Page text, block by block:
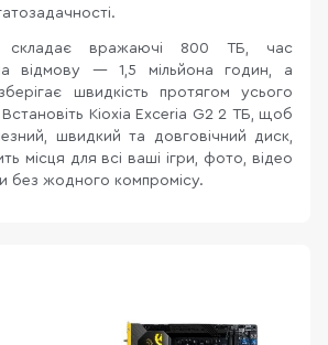
складає вражаючі 800 ТБ, час
відмову — 1,5 мільйона годин, а
швидкість протягом усього
Kioxia Exceria G2 2 ТБ, щоб
швидкий та довговічний диск,
місця для всі ваші ігри, фото, відео
без жодного компромісу.